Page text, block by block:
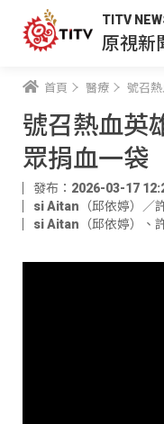
TITV
原視新
首頁 醫療 號召
號召熱血英
眾捐血一袋
發布：2026-03-17
si Aitan（邱依婷）／
si Aitan（邱依婷）
、